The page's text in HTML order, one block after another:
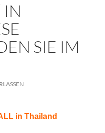
IN
SIE IM
in Thailand